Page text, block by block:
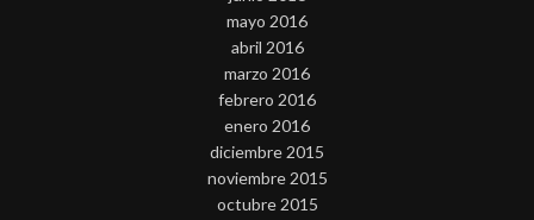
mayo 2016
abril 2016
marzo 2016
febrero 2016
enero 2016
diciembre 2015
noviembre 2015
octubre 2015